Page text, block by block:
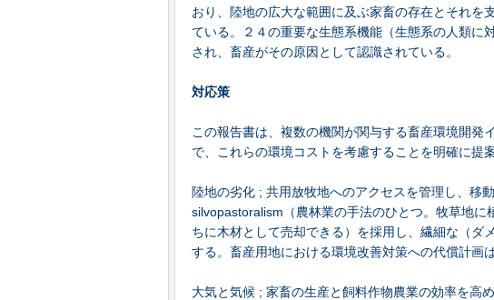
おり、陸地の広大な範囲に及ぶ家畜の存在とそれを
ている。２４の重要な生態系機能（生態系の人類に
され、畜産がその原因として認識されている。
対応策
この報告書は、複数の機関が関与する畜産環境開
で、これらの環境コストを考慮することを明確に提
陸地の劣化 ; 共用放牧地へのアクセスを管理し、移
silvopastoralism（農林業の手法のひとつ。牧草地
ちに木材として売却できる）を採用し、繊細な（ダ
する。畜産用地における環境改善対策への代償計画
大気と気候 ; 家畜の生産と飼料作物農業の効率を高